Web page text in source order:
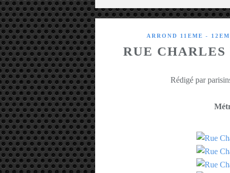
ARROND 11EME -
RUE
Rédigé par